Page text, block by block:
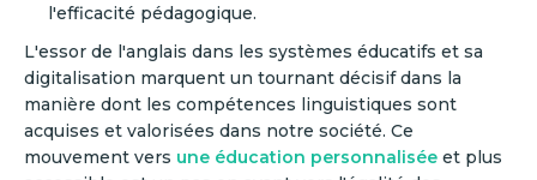
l'efficacité pédagogique.
L'essor de l'anglais dans les systèmes éducatifs et sa
digitalisation marquent un tournant décisif dans la
manière dont les compétences linguistiques sont
acquises et valorisées dans notre société. Ce
mouvement vers une éducation personnalisée et plus